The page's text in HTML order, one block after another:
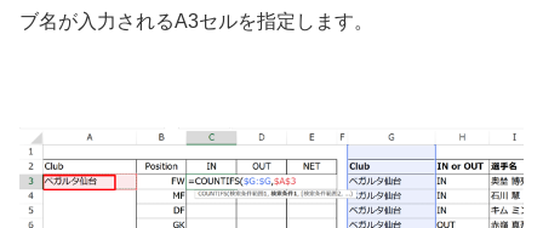
ブ名が入力されるA3セルを指定します。